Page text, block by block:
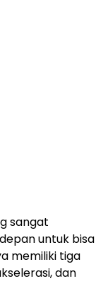
sangat
untuk bisa
memiliki tiga
dan